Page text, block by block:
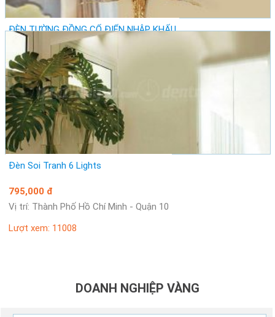
ĐÈN TƯỜNG ĐỒNG CỔ ĐIỂN NHẬP KHẨU
11,230,000 đ
Vị trí: Thành Phố Hà Nội - Quận Cầu Giấy
Lượt xem: 11475
Đèn Soi Tranh 6 Lights
795,000 đ
Vị trí: Thành Phố Hồ Chí Minh - Quận 10
Lượt xem: 11008
DOANH NGHIỆP VÀNG